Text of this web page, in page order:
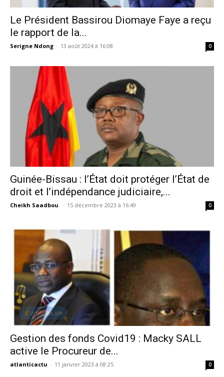
Le Président Bassirou Diomaye Faye a reçu
le rapport de la...
Serigne Ndong - 13 août 2024 à 16:08 0
Guinée-Bissau : l’État doit protéger l’État de
droit et l’indépendance judiciaire,...
Cheikh Saadbou - 15 décembre 2023 à 16:49 0
Gestion des fonds Covid19 : Macky SALL
active le Procureur de...
atlanticactu - 11 janvier 2023 à 08:25 0